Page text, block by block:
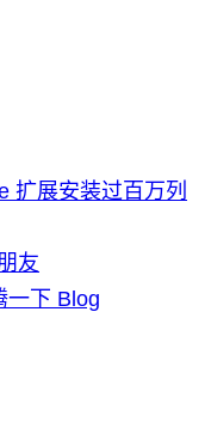
扩展安装过百万列
友
一下 Blog